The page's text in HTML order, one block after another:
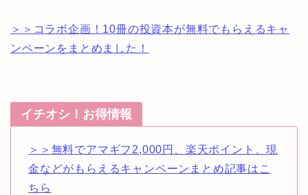
＞＞コラボ企画！10冊の投資本が無料でもらえるキャ
ンペーンをまとめました！
イチオシ！お得情報
＞＞無料でアマギフ2,000円、楽天ポイント、現
金などがもらえるキャンペーンまとめ記事はこ
ちら